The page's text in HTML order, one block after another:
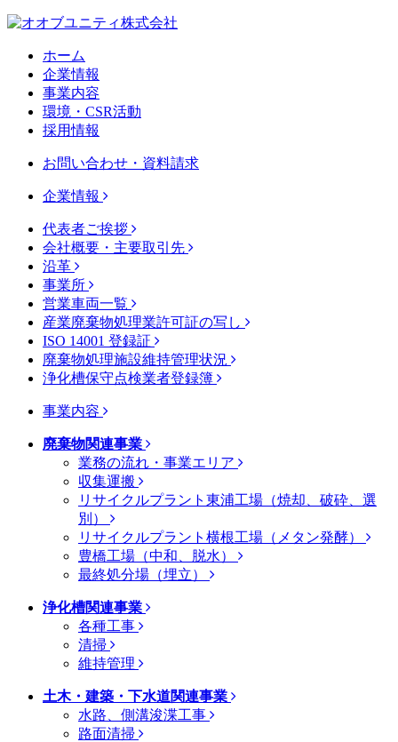
ホーム
企業情報
事業内容
環境・CSR活動
採用情報
お問い合わせ・資料請求
企業情報
代表者ご挨拶
会社概要・主要取引先
沿革
事業所
営業車両一覧
産業廃棄物処理業許可証の写し
ISO 14001 登録証
廃棄物処理施設維持管理状況
浄化槽保守点検業者登録簿
事業内容
廃棄物関連事業
業務の流れ・事業エリア
収集運搬
リサイクルプラント東浦工場（焼却、破砕、選
別）
リサイクルプラント横根工場（メタン発酵）
豊橋工場（中和、脱水）
最終処分場（埋立）
浄化槽関連事業
各種工事
清掃
維持管理
土木・建築・下水道関連事業
水路、側溝浚渫工事
路面清掃